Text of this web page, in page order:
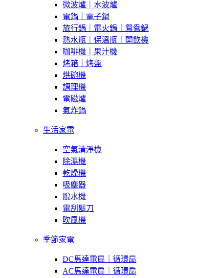
微波爐｜水波爐
電鍋｜電子鍋
旅行鍋｜電火鍋｜鴛鴦鍋
熱水瓶｜保溫瓶｜開飲機
咖啡機｜果汁機
烤箱｜烤盤
烘碗機
調理機
電磁爐
氣炸鍋
生活家電
空氣清淨機
除濕機
乾燥機
吸塵器
脫水機
電刮鬍刀
吹風機
季節家電
DC馬達電扇｜循環扇
AC馬達電扇｜循環扇